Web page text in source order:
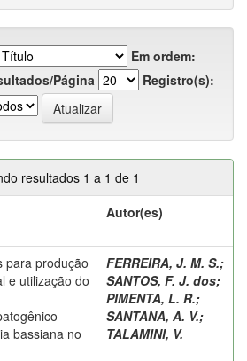
Em ordem:
Página
Registro(s):
resultados 1 a 1 de 1
Autor(es)
para produção
e utilização do
bassiana no
FERREIRA, J. M. S.;
SANTOS, F. J. dos;
PIMENTA, L. R.;
SANTANA, A. V.;
TALAMINI, V.